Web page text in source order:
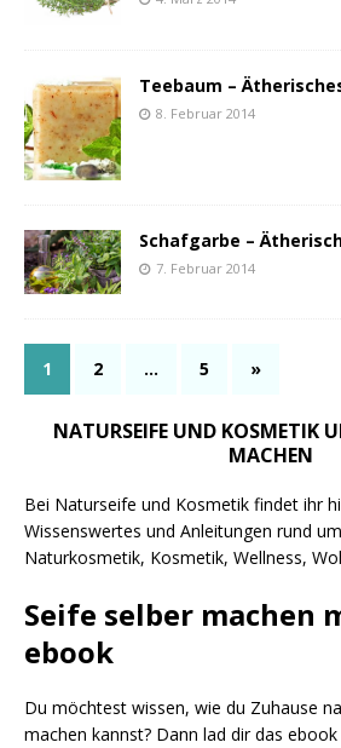
Teebaum –
8. Februar 2014
Schafgarbe –
7. Februar 2014
1 2 … 5 »
NATURSEIFE UND KOSMETIK
MACHEN
Bei Naturseife und Kosmetik findet ihr
Wissenswertes und Anleitungen rund
Naturkosmetik, Kosmetik, Wellness,
Seife selber machen
ebook
Du möchtest wissen, wie du Zuhause
machen kannst? Dann lad dir das